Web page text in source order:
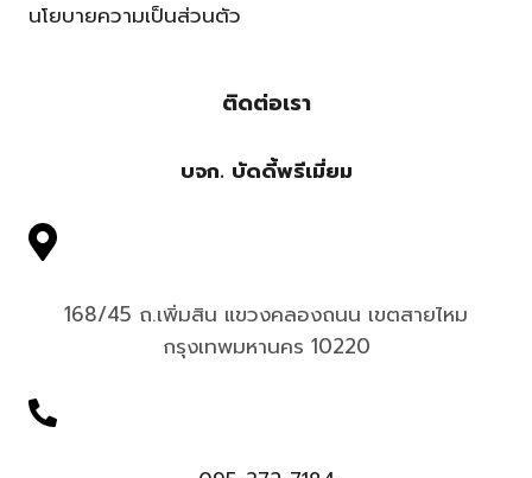
นโยบายความเป็นส่วนตัว
ติดต่อเรา
บจก. บัดดี้พรีเมี่ยม
168/45 ถ.เพิ่มสิน แขวงคลองถนน เขตสายไหม
กรุงเทพมหานคร 10220